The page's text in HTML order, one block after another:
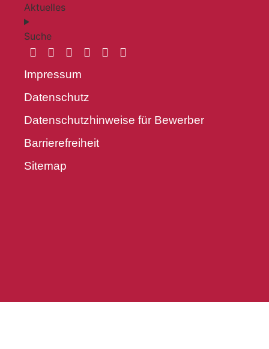
Aktuelles
Suche
Impressum
Datenschutz
Datenschutzhinweise für Bewerber
Barrierefreiheit
Sitemap